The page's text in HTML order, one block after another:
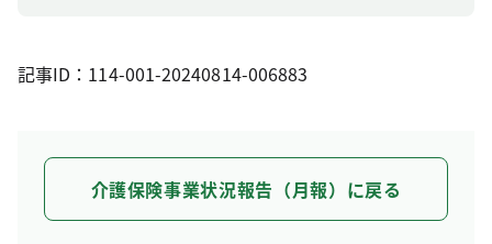
記事ID：114-001-20240814-006883
介護保険事業状況報告（月報）に戻る